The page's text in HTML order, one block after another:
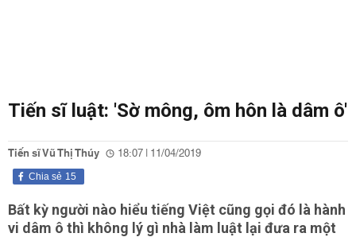
Tiến sĩ luật: 'Sờ mông, ôm hôn là dâm ô'
Tiến sĩ Vũ Thị Thúy 18:07 | 11/04/2019
15
Chia sẻ
Bất kỳ người nào hiểu tiếng Việt cũng gọi đó là hành
vi dâm ô thì không lý gì nhà làm luật lại đưa ra một